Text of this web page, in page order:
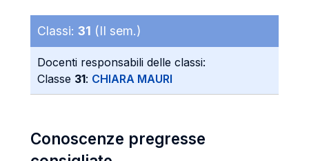
Classi: 31 (II sem.)
Docenti responsabili delle classi:
Classe 31: CHIARA MAURI
Conoscenze pregresse